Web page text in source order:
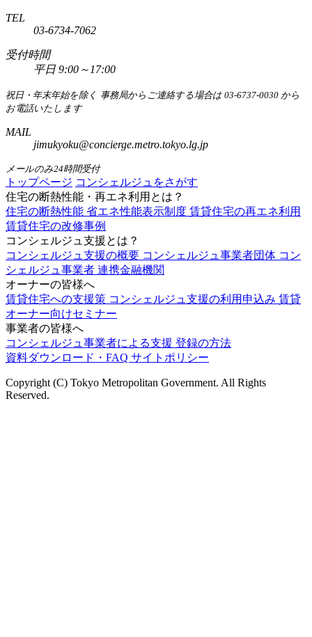
TEL
03-6734-7062
受付時間
平日 9:00～17:00
祝日・年末年始を除く 事務局からご連絡する場合は 03-6737-0030 から
お電話いたします
MAIL
jimukyoku@concierge.metro.tokyo.lg.jp
メールのみ24時間受付
トップページ コンシェルジュをさがす
住宅の断熱性能・再エネ利用とは？
住宅の断熱性能 省エネ性能表示制度 賃貸住宅の再エネ利用
賃貸住宅の改修事例
コンシェルジュ支援とは？
コンシェルジュ支援の概要 コンシェルジュ事業者団体 コン
シェルジュ事業者 連携金融機関
オーナーの皆様へ
賃貸住宅への支援策 コンシェルジュ支援の利用申込み 賃貸
オーナー向けセミナー
事業者の皆様へ
コンシェルジュ事業者による支援 登録の方法
資料ダウンロード・FAQ サイトポリシー
Copyright (C) Tokyo Metropolitan Government. All Rights
Reserved.